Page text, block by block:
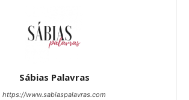
Sábias Palavras
https://www.sabiaspalavras.com